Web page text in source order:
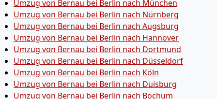
Umzug von Bernau bei Berlin nach München
Umzug von Bernau bei Berlin nach Nürnberg
Umzug von Bernau bei Berlin nach Augsburg
Umzug von Bernau bei Berlin nach Hannover
Umzug von Bernau bei Berlin nach Dortmund
Umzug von Bernau bei Berlin nach Düsseldorf
Umzug von Bernau bei Berlin nach Köln
Umzug von Bernau bei Berlin nach Duisburg
Umzug von Bernau bei Berlin nach Bochum